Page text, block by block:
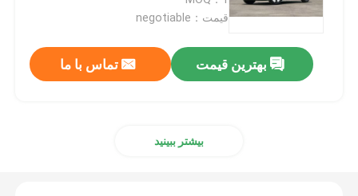
قیمت：negotiable
بهترین قیمت تماس با ما
بیشتر ببینید